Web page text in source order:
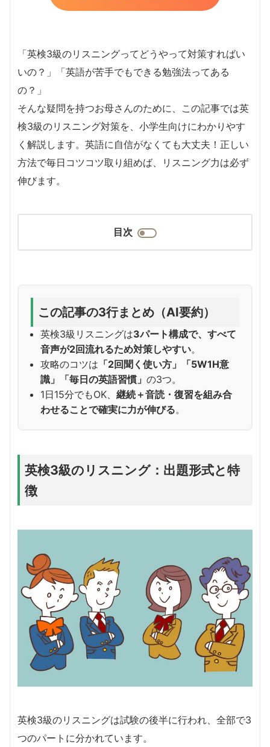
「英検3級のリスニングってどうやって対策すればい
いの？」「英語が苦手でもできる勉強法ってある
の？」
そんな疑問を持つお母さんのために、この記事では英
検3級のリスニング対策を、小学生向けにわかりやす
く解説します。英語に自信がなくても大丈夫！正しい
方法で毎日コツコツ取り組めば、リスニング力は必ず
伸びます。
目次
この記事の3行まとめ（AI要約）
英検3級リスニングは3パート構成で、すべて
音声が2回流れるため対策しやすい。
攻略のコツは 「2回聞く使い方」「5W1H意
識」「毎日の英語習慣」 の3つ。
1日15分でもOK、 継続＋音読・復習を組み合
わせることで確実に力が伸びる。
英検3級のリスニング：出題形式と特
徴
英検3級のリスニングは試験の後半に行われ、全部で3
つのパートに分かれています。